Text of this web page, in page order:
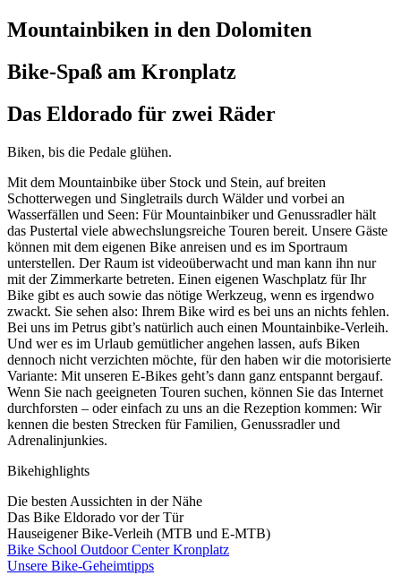
Mountainbiken in den Dolomiten
Bike-Spaß am Kronplatz
Das Eldorado für zwei Räder
Biken, bis die Pedale glühen.
Mit dem Mountainbike über Stock und Stein, auf breiten
Schotterwegen und Singletrails durch Wälder und vorbei an
Wasserfällen und Seen: Für Mountainbiker und Genussradler hält
das Pustertal viele abwechslungsreiche Touren bereit. Unsere Gäste
können mit dem eigenen Bike anreisen und es im Sportraum
unterstellen. Der Raum ist videoüberwacht und man kann ihn nur
mit der Zimmerkarte betreten. Einen eigenen Waschplatz für Ihr
Bike gibt es auch sowie das nötige Werkzeug, wenn es irgendwo
zwackt. Sie sehen also: Ihrem Bike wird es bei uns an nichts fehlen.
Bei uns im Petrus gibt’s natürlich auch einen Mountainbike-Verleih.
Und wer es im Urlaub gemütlicher angehen lassen, aufs Biken
dennoch nicht verzichten möchte, für den haben wir die motorisierte
Variante: Mit unseren E-Bikes geht’s dann ganz entspannt bergauf.
Wenn Sie nach geeigneten Touren suchen, können Sie das Internet
durchforsten – oder einfach zu uns an die Rezeption kommen: Wir
kennen die besten Strecken für Familien, Genussradler und
Adrenalinjunkies.
Bikehighlights
Die besten Aussichten in der Nähe
Das Bike Eldorado vor der Tür
Hauseigener Bike-Verleih (MTB und E-MTB)
Bike School Outdoor Center Kronplatz
Unsere Bike-Geheimtipps